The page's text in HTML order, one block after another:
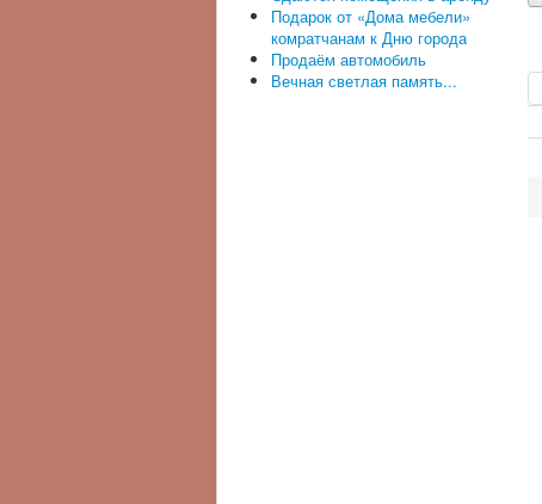
Подарок от «Дома мебели»
комратчанам к Дню города
Продаём автомобиль
Вечная светлая память...